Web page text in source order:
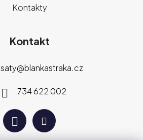
Kontakty
Kontakt
saty@blankastraka.cz
734 622 002